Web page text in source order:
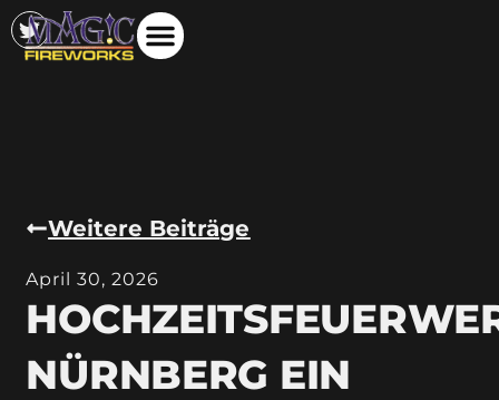
Weitere Beiträge
April 30, 2026
NÜRNBERG EIN